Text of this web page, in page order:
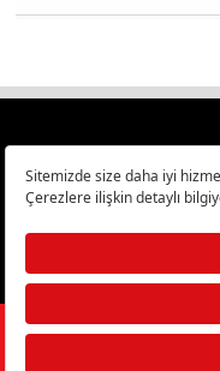
Bilişim ve
©2026Doğan Burda Dergi